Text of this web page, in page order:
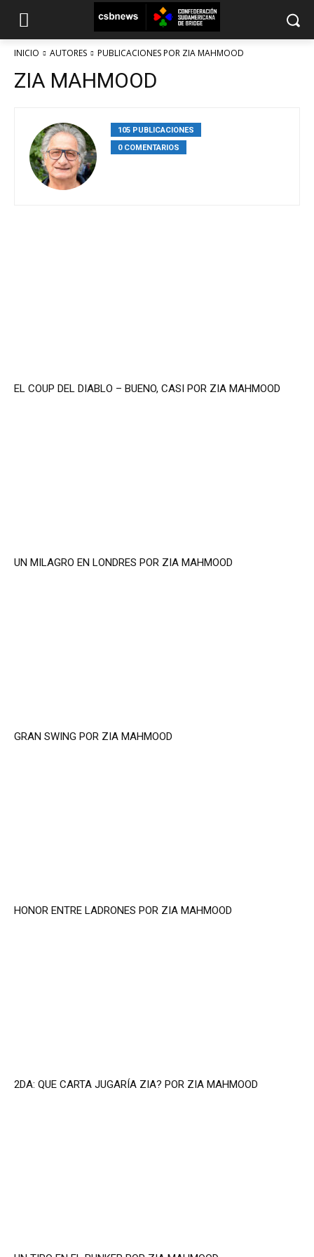
INICIO AUTORES PUBLICACIONES POR ZIA MAHMOOD
ZIA MAHMOOD
105 PUBLICACIONES
0 COMENTARIOS
EL COUP DEL DIABLO – BUENO, CASI POR ZIA MAHMOOD
UN MILAGRO EN LONDRES POR ZIA MAHMOOD
GRAN SWING POR ZIA MAHMOOD
HONOR ENTRE LADRONES POR ZIA MAHMOOD
2DA: QUE CARTA JUGARÍA ZIA? POR ZIA MAHMOOD